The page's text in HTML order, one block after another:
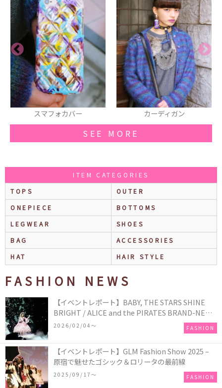
スマフォカバー カーディガン
SEE MORE
ITEM CATEGORIES
TOPS
OUTER
ONEPIECE
BOTTOMS
LEGWEAR
SHOES
BAG
ACCESSORIES
HAT
HAIR STYLE
FASHION NEWS
【イベントレポート】BABY, THE STARS SHINE
BRIGHT / ALICE and the PIRATES BRAND-NEW
COLLECTION in TOKYO
2026/02/04〜 FASHION
【イベントレポート】GLM Fashion Show 2025 –
原宿で魅せたゴシック＆ロリータの最前線
2025/09/17〜 FASHION